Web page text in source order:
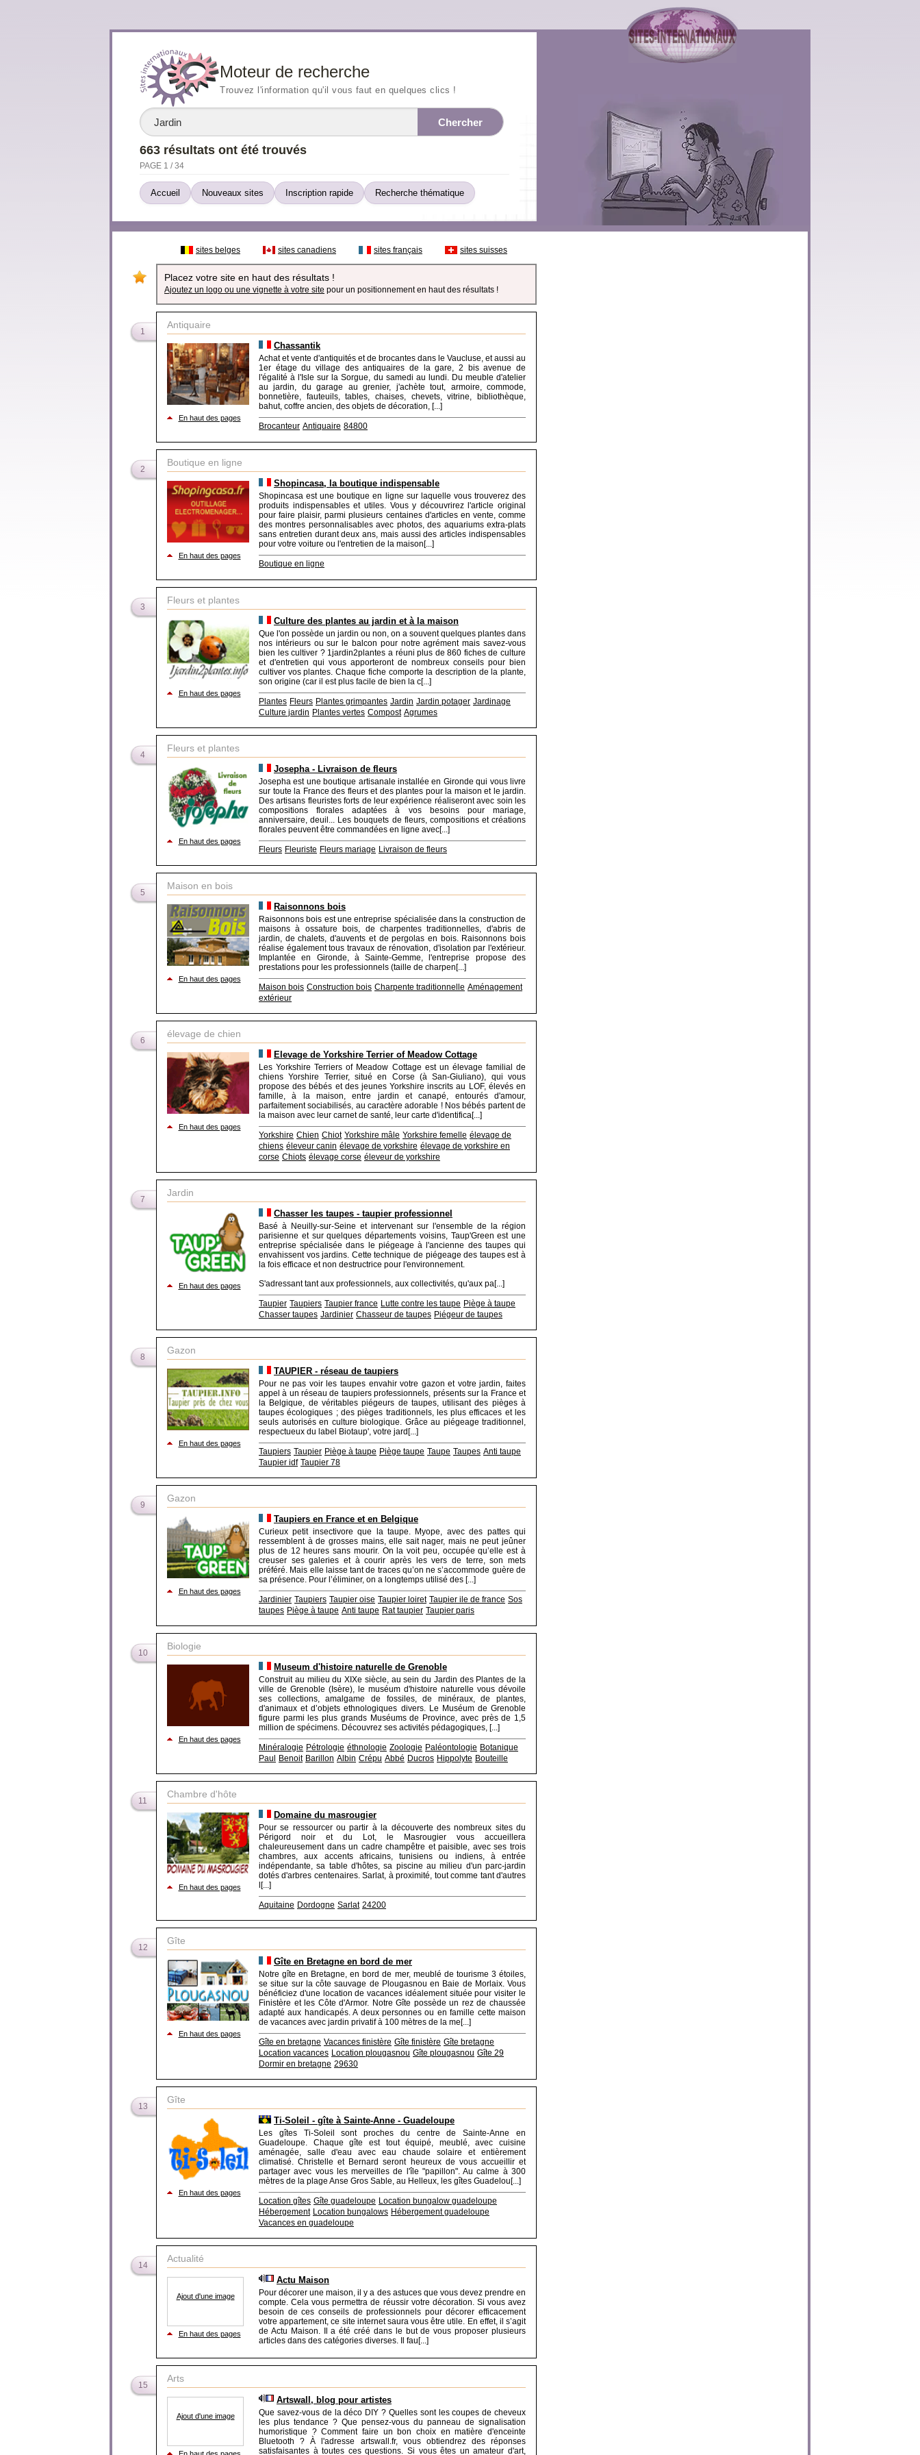
Moteur de recherche
Trouvez l'information qu'il vous faut en quelques clics !
Chercher
663 résultats ont été trouvés
PAGE 1 / 34
Accueil Nouveaux sites Inscription rapide Recherche thématique
sites belges sites canadiens sites français sites suisses
Placez votre site en haut des résultats !
Ajoutez un logo ou une vignette à votre site pour un positionnement en haut des résultats !
1
Antiquaire
En haut des pages
Chassantik
Achat et vente d'antiquités et de brocantes dans le Vaucluse, et aussi au
1er étage du village des antiquaires de la gare, 2 bis avenue de
l'égalité à l'Isle sur la Sorgue, du samedi au lundi. Du meuble d'atelier
au jardin, du garage au grenier, j'achète tout, armoire, commode,
bonnetière, fauteuils, tables, chaises, chevets, vitrine, bibliothèque,
bahut, coffre ancien, des objets de décoration, [...]
Brocanteur Antiquaire 84800
2
Boutique en ligne
En haut des pages
Shopincasa, la boutique indispensable
Shopincasa est une boutique en ligne sur laquelle vous trouverez des
produits indispensables et utiles. Vous y découvrirez l'article original
pour faire plaisir, parmi plusieurs centaines d'articles en vente, comme
des montres personnalisables avec photos, des aquariums extra-plats
sans entretien durant deux ans, mais aussi des articles indispensables
pour votre voiture ou l'entretien de la maison[...]
Boutique en ligne
3
Fleurs et plantes
En haut des pages
Culture des plantes au jardin et à la maison
Que l'on possède un jardin ou non, on a souvent quelques plantes dans
nos intérieurs ou sur le balcon pour notre agrément mais savez-vous
bien les cultiver ? 1jardin2plantes a réuni plus de 860 fiches de culture
et d'entretien qui vous apporteront de nombreux conseils pour bien
cultiver vos plantes. Chaque fiche comporte la description de la plante,
son origine (car il est plus facile de bien la c[...]
Plantes Fleurs Plantes grimpantes Jardin Jardin potager Jardinage
Culture jardin Plantes vertes Compost Agrumes
4
Fleurs et plantes
En haut des pages
Josepha - Livraison de fleurs
Josepha est une boutique artisanale installée en Gironde qui vous livre
sur toute la France des fleurs et des plantes pour la maison et le jardin.
Des artisans fleuristes forts de leur expérience réaliseront avec soin les
compositions florales adaptées à vos besoins pour mariage,
anniversaire, deuil... Les bouquets de fleurs, compositions et créations
florales peuvent être commandées en ligne avec[...]
Fleurs Fleuriste Fleurs mariage Livraison de fleurs
5
Maison en bois
En haut des pages
Raisonnons bois
Raisonnons bois est une entreprise spécialisée dans la construction de
maisons à ossature bois, de charpentes traditionnelles, d'abris de
jardin, de chalets, d'auvents et de pergolas en bois. Raisonnons bois
réalise également tous travaux de rénovation, d'isolation par l'extérieur.
Implantée en Gironde, à Sainte-Gemme, l'entreprise propose des
prestations pour les professionnels (taille de charpen[...]
Maison bois Construction bois Charpente traditionnelle Aménagement
extérieur
6
élevage de chien
En haut des pages
Elevage de Yorkshire Terrier of Meadow Cottage
Les Yorkshire Terriers of Meadow Cottage est un élevage familial de
chiens Yorshire Terrier, situé en Corse (à San-Giuliano), qui vous
propose des bébés et des jeunes Yorkshire inscrits au LOF, élevés en
famille, à la maison, entre jardin et canapé, entourés d'amour,
parfaitement sociabilisés, au caractère adorable ! Nos bébés partent de
la maison avec leur carnet de santé, leur carte d'identifica[...]
Yorkshire Chien Chiot Yorkshire mâle Yorkshire femelle élevage de
chiens éleveur canin élevage de yorkshire élevage de yorkshire en
corse Chiots élevage corse éleveur de yorkshire
7
Jardin
En haut des pages
Chasser les taupes - taupier professionnel
Basé à Neuilly-sur-Seine et intervenant sur l'ensemble de la région
parisienne et sur quelques départements voisins, Taup'Green est une
entreprise spécialisée dans le piégeage à l'ancienne des taupes qui
envahissent vos jardins. Cette technique de piégeage des taupes est à
la fois efficace et non destructrice pour l'environnement.
S'adressant tant aux professionnels, aux collectivités, qu'aux pa[...]
Taupier Taupiers Taupier france Lutte contre les taupe Piège à taupe
Chasser taupes Jardinier Chasseur de taupes Piégeur de taupes
8
Gazon
En haut des pages
TAUPIER - réseau de taupiers
Pour ne pas voir les taupes envahir votre gazon et votre jardin, faites
appel à un réseau de taupiers professionnels, présents sur la France et
la Belgique, de véritables piégeurs de taupes, utilisant des pièges à
taupes écologiques ; des pièges traditionnels, les plus efficaces et les
seuls autorisés en culture biologique. Grâce au piégeage traditionnel,
respectueux du label Biotaup', votre jard[...]
Taupiers Taupier Piège à taupe Piège taupe Taupe Taupes Anti taupe
Taupier idf Taupier 78
9
Gazon
En haut des pages
Taupiers en France et en Belgique
Curieux petit insectivore que la taupe. Myope, avec des pattes qui
ressemblent à de grosses mains, elle sait nager, mais ne peut jeûner
plus de 12 heures sans mourir. On la voit peu, occupée qu’elle est à
creuser ses galeries et à courir après les vers de terre, son mets
préféré. Mais elle laisse tant de traces qu’on ne s’accommode guère de
sa présence. Pour l’éliminer, on a longtemps utilisé des [...]
Jardinier Taupiers Taupier oise Taupier loiret Taupier ile de france Sos
taupes Piège à taupe Anti taupe Rat taupier Taupier paris
10
Biologie
En haut des pages
Museum d'histoire naturelle de Grenoble
Construit au milieu du XIXe siècle, au sein du Jardin des Plantes de la
ville de Grenoble (Isère), le muséum d'histoire naturelle vous dévoile
ses collections, amalgame de fossiles, de minéraux, de plantes,
d'animaux et d’objets ethnologiques divers. Le Muséum de Grenoble
figure parmi les plus grands Muséums de Province, avec près de 1,5
million de spécimens. Découvrez ses activités pédagogiques, [...]
Minéralogie Pétrologie éthnologie Zoologie Paléontologie Botanique
Paul
Benoit Barillon Albin Crépu Abbé Ducros Hippolyte Bouteille
11
Chambre d'hôte
En haut des pages
Domaine du masrougier
Pour se ressourcer ou partir à la découverte des nombreux sites du
Périgord noir et du Lot, le Masrougier vous accueillera
chaleureusement dans un cadre champêtre et paisible, avec ses trois
chambres, aux accents africains, tunisiens ou indiens, à entrée
indépendante, sa table d'hôtes, sa piscine au milieu d'un parc-jardin
dotés d'arbres centenaires. Sarlat, à proximité, tout comme tant d'autres
l[...]
Aquitaine Dordogne Sarlat 24200
12
Gîte
En haut des pages
Gîte en Bretagne en bord de mer
Notre gîte en Bretagne, en bord de mer, meublé de tourisme 3 étoiles,
se situe sur la côte sauvage de Plougasnou en Baie de Morlaix. Vous
bénéficiez d'une location de vacances idéalement située pour visiter le
Finistère et les Côte d'Armor. Notre Gîte possède un rez de chaussée
adapté aux handicapés. A deux personnes ou en famille cette maison
de vacances avec jardin privatif à 100 mètres de la me[...]
Gîte en bretagne Vacances finistère Gîte finistère Gîte bretagne
Location vacances Location plougasnou Gîte plougasnou Gîte 29
Dormir en bretagne 29630
13
Gîte
En haut des pages
Ti-Soleil - gîte à Sainte-Anne - Guadeloupe
Les gîtes Ti-Soleil sont proches du centre de Sainte-Anne en
Guadeloupe. Chaque gîte est tout équipé, meublé, avec cuisine
aménagée, salle d'eau avec eau chaude solaire et entièrement
climatisé. Christelle et Bernard seront heureux de vous accueillir et
partager avec vous les merveilles de l'île "papillon". Au calme à 300
mètres de la plage Anse Gros Sable, au Helleux, les gîtes Guadelou[...]
Location gîtes Gîte guadeloupe Location bungalow guadeloupe
Hébergement Location bungalows Hébergement guadeloupe
Vacances en guadeloupe
14
Actualité
Ajout d'une image
En haut des pages
Actu Maison
Pour décorer une maison, il y a des astuces que vous devez prendre en
compte. Cela vous permettra de réussir votre décoration. Si vous avez
besoin de ces conseils de professionnels pour décorer efficacement
votre appartement, ce site internet saura vous être utile. En effet, il s’agit
de Actu Maison. Il a été créé dans le but de vous proposer plusieurs
articles dans des catégories diverses. Il fau[...]
15
Arts
Ajout d'une image
Artswall, blog pour artistes
Que savez-vous de la déco DIY ? Quelles sont les coupes de cheveux
les plus tendance ? Que pensez-vous du panneau de signalisation
humoristique ? Comment faire un bon choix en matière d'enceinte
Bluetooth ? À l'adresse artswall.fr, vous obtiendrez des réponses
satisfaisantes à toutes ces questions. Si vous êtes un amateur d'art,